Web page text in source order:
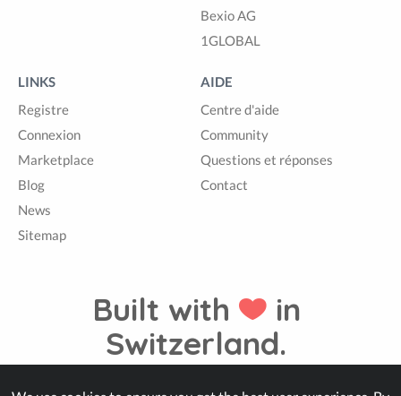
Bexio AG
1GLOBAL
LINKS
Registre
Connexion
Marketplace
Blog
News
Sitemap
AIDE
Centre d'aide
Community
Questions et réponses
Contact
Built with
in
Switzerland.